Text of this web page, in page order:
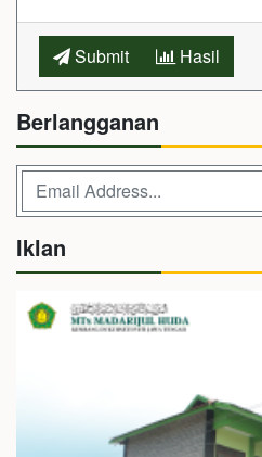
Submit Hasil
Berlangganan
Iklan